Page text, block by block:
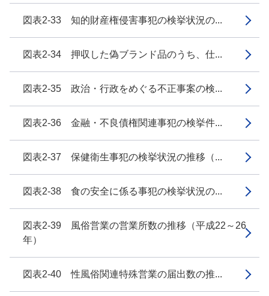
図表2-33 知的財産権侵害事犯の検挙状況の...
図表2-34 押収した偽ブランド品のうち、仕...
図表2-35 政治・行政をめぐる不正事案の検...
図表2-36 金融・不良債権関連事犯の検挙件...
図表2-37 保健衛生事犯の検挙状況の推移（...
図表2-38 食の安全に係る事犯の検挙状況の...
図表2-39 風俗営業の営業所数の推移（平成22～26
年）
図表2-40 性風俗関連特殊営業の届出数の推...